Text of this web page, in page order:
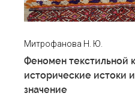
Митрофанова Н. Ю.
Феномен текстильной
исторические истоки
значение